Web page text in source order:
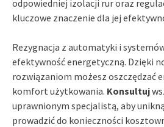
odpowiedniej izolacji rur oraz
kluczowe znaczenie dla jej
Rezygnacja z automatyki i
efektywność energetyczną. Dzięki
rozwiązaniom możesz oszczędzać
komfort użytkowania. Konsultuj
uprawnionym specjalistą, aby
prowadzić do konieczności